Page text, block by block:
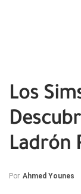
Los
Ladrón
Por Ahmed Younes